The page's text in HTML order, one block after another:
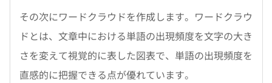
その次にワードクラウドを作成します。ワードクラウ
ドとは、文章中における単語の出現頻度を文字の大き
さを変えて視覚的に表した図表で、単語の出現頻度を
直感的に把握できる点が優れています。